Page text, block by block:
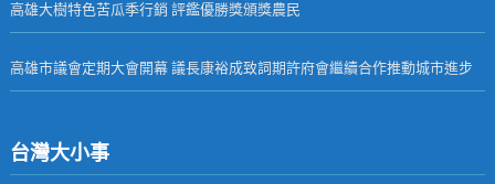
高雄大樹特色苦瓜季行銷 評鑑優勝獎頒獎農民
高雄市議會定期大會開幕 議長康裕成致詞期許府會繼續合作推動城市進步
台灣大小事